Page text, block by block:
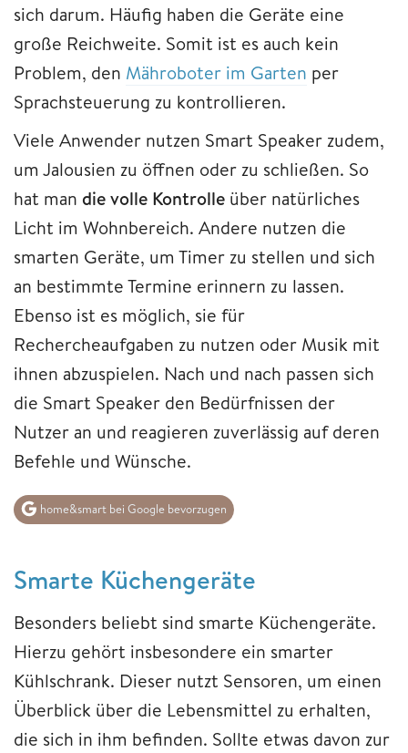
sich darum. Häufig haben die Geräte eine
große Reichweite. Somit ist es auch kein
Problem, den Mähroboter im Garten per
Sprachsteuerung zu kontrollieren.
Viele Anwender nutzen Smart Speaker zudem,
um Jalousien zu öffnen oder zu schließen. So
hat man die volle Kontrolle über natürliches
Licht im Wohnbereich. Andere nutzen die
smarten Geräte, um Timer zu stellen und sich
an bestimmte Termine erinnern zu lassen.
Ebenso ist es möglich, sie für
Rechercheaufgaben zu nutzen oder Musik mit
ihnen abzuspielen. Nach und nach passen sich
die Smart Speaker den Bedürfnissen der
Nutzer an und reagieren zuverlässig auf deren
Befehle und Wünsche.
home&smart bei Google bevorzugen
​​​​​​​Smarte Küchengeräte
Besonders beliebt sind smarte Küchengeräte.
Hierzu gehört insbesondere ein smarter
Kühlschrank. Dieser nutzt Sensoren, um einen
Überblick über die Lebensmittel zu erhalten,
die sich in ihm befinden. Sollte etwas davon zur